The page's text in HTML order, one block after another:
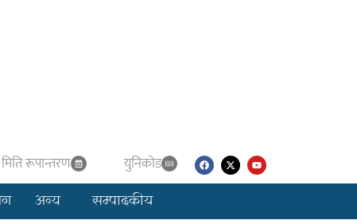
मिति रूपान्तरण युनिकाेड
अन्य सम्पादकीय